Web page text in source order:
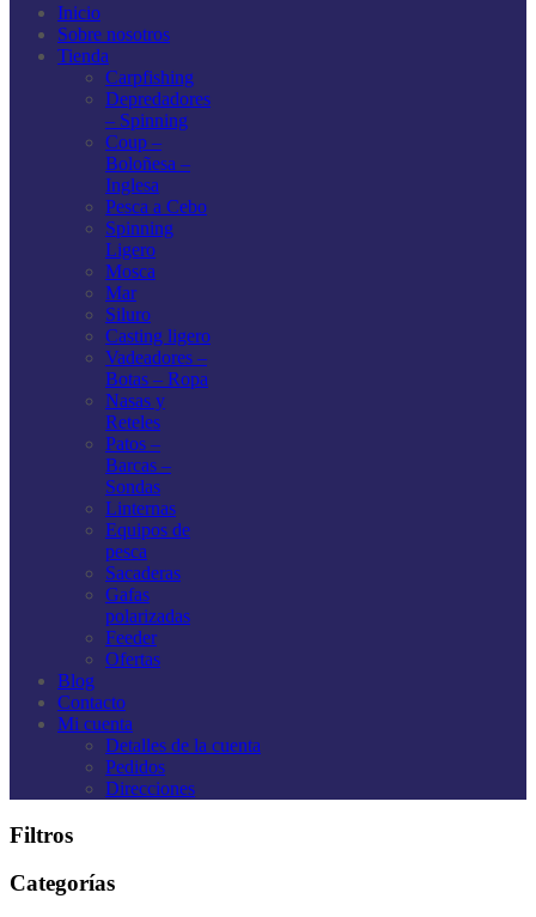
Inicio
Sobre nosotros
Tienda
Carpfishing
Depredadores
– Spinning
Coup –
Boloñesa –
Inglesa
Pesca a Cebo
Spinning
Ligero
Mosca
Mar
Siluro
Casting ligero
Vadeadores –
Botas – Ropa
Nasas y
Reteles
Patos –
Barcas –
Sondas
Linternas
Equipos de
pesca
Sacaderas
Gafas
polarizadas
Feeder
Ofertas
Blog
Contacto
Mi cuenta
Detalles de la cuenta
Pedidos
Direcciones
Filtros
Categorías